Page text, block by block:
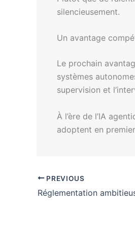
silencieusement.
Un avantage
Le prochain
systèmes
supervision et
À l’ère de l’IA
adoptent en
PREVIOUS